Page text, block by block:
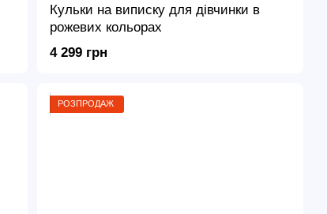
Кульки на виписку для дівчинки в
рожевих кольорах
4 299 грн
РОЗПРОДАЖ